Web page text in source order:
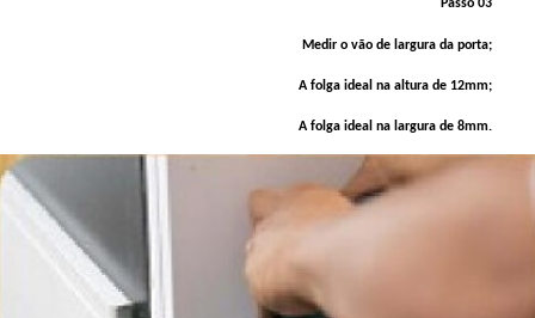
Passo 03
Medir o vão de largura da porta;
A folga ideal na altura de 12mm;
A folga ideal na largura de 8mm.